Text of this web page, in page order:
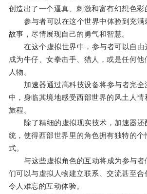
创造出了一个逼真、刺激和富有幻想色彩
参与者可以在这个世界中体验到充满
故事，尽情展现自己的勇气和智慧。
在这个虚拟世界中，参与者可以自由
成为牛仔、女拳击手、猎人，或是任何他
人物。
加速器通过高科技设备将参与者完全
中，身临其境地感受西部世界的风土人情
旅程。
除了精细的虚拟现实技术，加速器还
统，使得西部世界里的角色拥有独特的个
式。
与这些虚拟角色的互动将成为参与者
们可以与虚拟人物建立联系、交流甚至合
令人难忘的互动体验。